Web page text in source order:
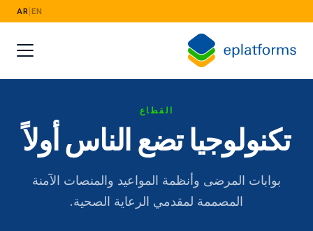
EN
AR
القطاع
تكنولوجيا تضع الناس أولاً
بوابات المرضى وأنظمة المواعيد والمنصات الآمنة
المصممة لمقدمي الرعاية الصحية.